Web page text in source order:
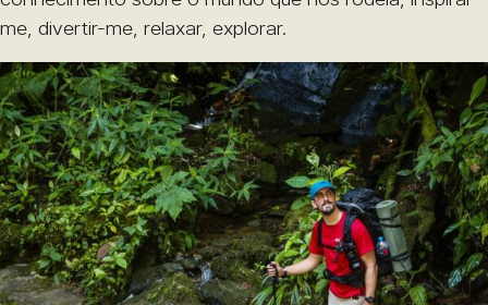
me, divertir-me, relaxar, explorar.